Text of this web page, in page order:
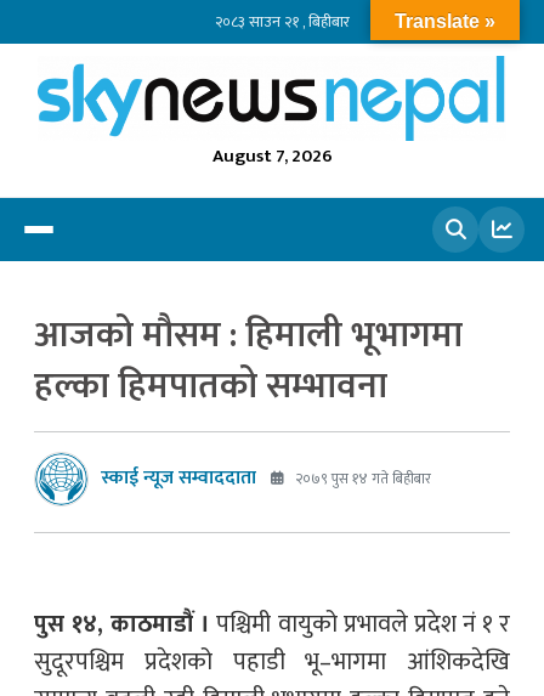
२०८३ साउन २१ , बिहीबार
August 7, 2026
आजको मौसम : हिमाली भूभागमा
हल्का हिमपातको सम्भावना
स्काई न्यूज सम्वाददाता २०७९ पुस १४ गते बिहीबार
पुस १४, काठमाडौं । पश्चिमी वायुको प्रभावले प्रदेश नं १ र
सुदूरपश्चिम प्रदेशको पहाडी भू–भागमा आंशिकदेखि
Translate »